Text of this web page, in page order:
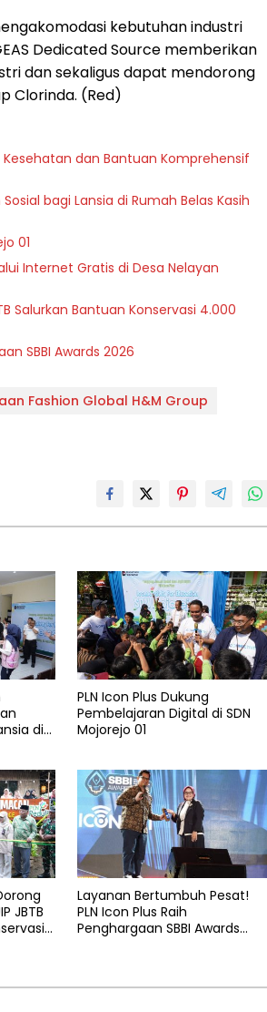
kebutuhan industri
Dedicated Source memberikan
dan sekaligus dapat mendorong
Clorinda. (Red)
Kesehatan dan Bantuan Komprehensif
bagi Lansia di Rumah Belas Kasih
01
Internet Gratis di Desa Nelayan
Salurkan Bantuan Konservasi 4.000
SBBI Awards 2026
Fashion Global H&M Group
di
PLN Icon Plus Dukung
Pembelajaran Digital di SDN
Mojorejo 01
JBTB
Layanan Bertumbuh Pesat!
PLN Icon Plus Raih
Penghargaan SBBI Awards